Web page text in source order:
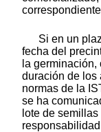
Si en un
fecha del
la
duración de los
normas de la
se ha
lote de